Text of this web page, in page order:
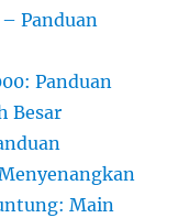
Panduan
Panduan
Besar
Main